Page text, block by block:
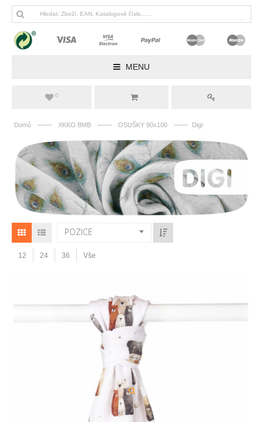
MENU
0
Domů —— XKKO BMB —— OSUŠKY 90x100 —— Digi
POZICE
12 24 36 Vše